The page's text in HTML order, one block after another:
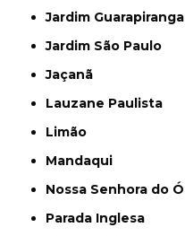
Jardim Guarapiranga
Jardim São Paulo
Jaçanã
Lauzane Paulista
Limão
Mandaqui
Nossa Senhora do Ó
Parada Inglesa